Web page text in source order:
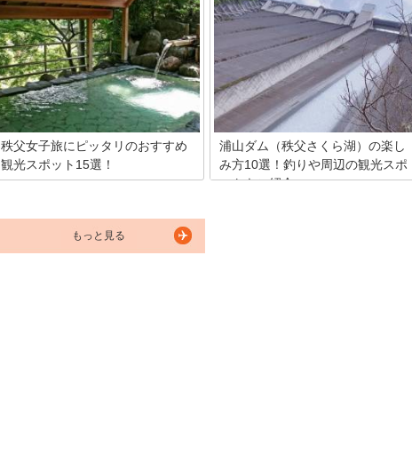
全国的に親しまれているホルモン焼です
が、埼玉・秩父でもじわじわと人気にな
っています。新鮮なホルモンを炭火で炙
って食べる至福の時を過ごしてみません
か？今回は、秩父で人気のホルモン焼き
のお店をお伝えしていきます。
夏の3時間待ちは当たり前！・・なんて
話もよく聞く埼玉県の秩父長瀞にある
「阿左美冷蔵」のかき氷。天然水で作っ
たフワフワの氷が山のようにそびえ立つ
姿はインパクト抜群！大量に食べても頭
が痛くならない事でも有名です。そんな
阿左美冷蔵のおすすめメニューをまとめ
てみました。
秩父女子旅にピッタリのおすすめ
観光スポット15選！
り、一泊、連泊でも楽しめる観光スポッ
トが秩父にはあります。遠くへ行くだけ
が旅行ではありません。楽しくおしゃべ
浦山ダム（秩父さくら湖）の楽し
み方10選！釣りや周辺の観光スポ
ットもご紹介
もっと見る